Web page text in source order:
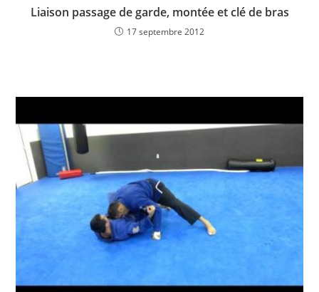
Liaison passage de garde, montée et clé de bras
17 septembre 2012